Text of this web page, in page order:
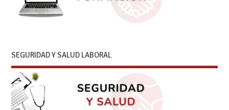
SEGURIDAD Y SALUD LABORAL